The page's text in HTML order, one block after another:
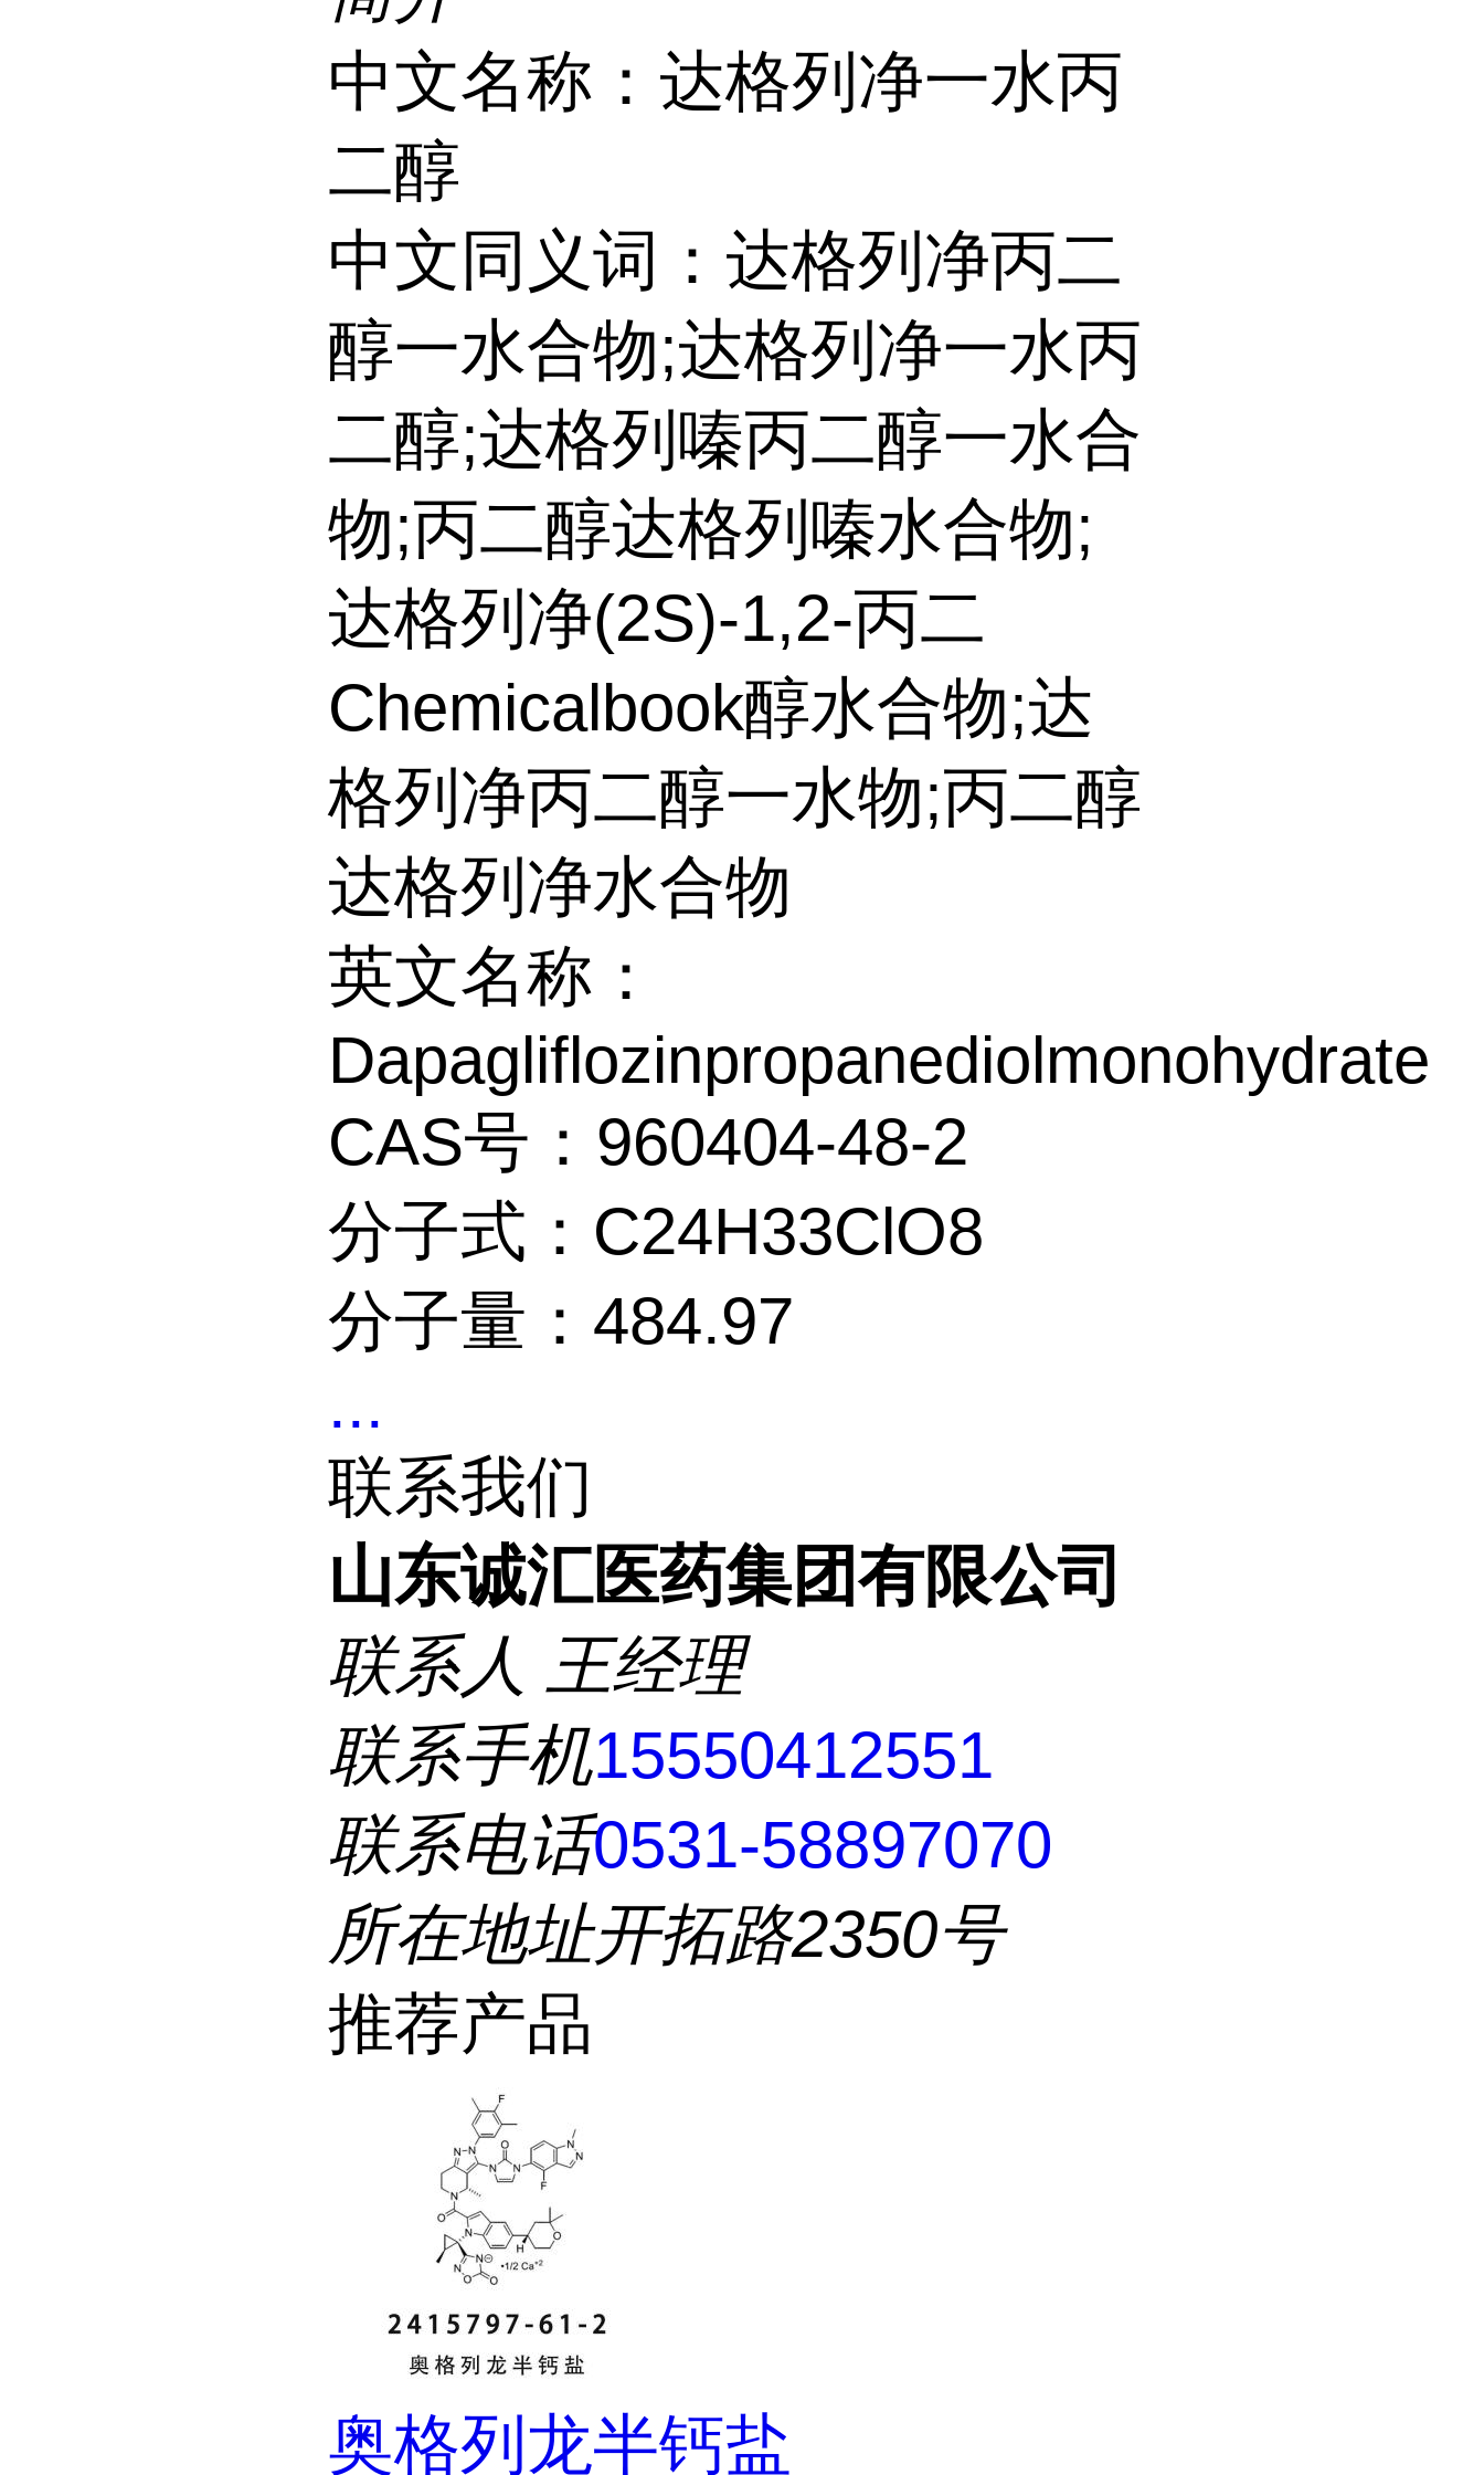
中文名称：达格列净一水丙
二醇
中文同义词：达格列净丙二
醇一水合物;达格列净一水丙
二醇;达格列嗪丙二醇一水合
物;丙二醇达格列嗪水合物;
达格列净(2S)-1,2-丙二
Chemicalbook醇水合物;达
格列净丙二醇一水物;丙二醇
达格列净水合物
英文名称：
Dapagliflozinpropanediolmonohydrate
CAS号：960404-48-2
分子式：C24H33ClO8
分子量：484.97
...
联系我们
山东诚汇医药集团有限公司
联系人 王经理
联系手机15550412551
联系电话0531-58897070
所在地址开拓路2350号
推荐产品
奥格列龙半钙盐